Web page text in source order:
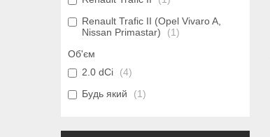
Renault Trafic II (Opel Vivaro A,
Nissan Primastar)
1
Об'єм
2.0 dCi
4
Будь який
1